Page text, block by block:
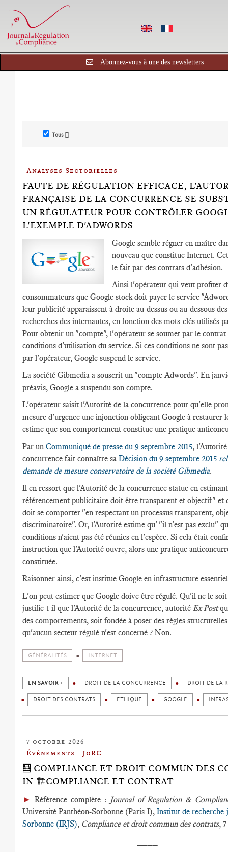
Abonnez-vous à une des newsletters
Tous []
Analyses Sectorielles
FAUTE DE RÉGULATION EFFICACE,
FRANÇAISE DE LA CONCURRENCE SE
UN RÉGULATEUR POUR CONTRÔLER
L'EXEMPLE D'ADWORDS
Google semble régner en maître
nouveau que constitue Internet.
le fait par des contrats d'adhésion.
Ainsi l'opérateur qui veut profiter
consommateurs que Google stock doit payer le service
leur publicité apparaissent à droite au-dessus ou au-dessous
recherches des internautes, en fonction des mots-clés utilisés
Pour obtenir un "compte", l'opérateur se soumet par le contrat
conditions d'utilisation du service. Si ces conditions ne sont
par l'opérateur, Google suspend le service.
La société Gibmedia a souscrit un "compte Adwords". En
préavis, Google a suspendu son compte.
L'opérateur saisit l'Autorité de la concurrence pour qu'elle
mesure d'urgence une injonction obligeant Google à restaurer
estime que son comportement constitue une pratique
Par un Communiqué de presse du 9 septembre 2015, l'Autorité
concurrence fait connaître sa Décision du 9 septembre 2015
demande de mesure conservatoire de la société Gibmedia.
Il en ressort que l'Autorité de la concurrence statue en
référencement publicitaire doit être transparent et objectif" et
doit se comporter "en respectant un processus transparent,
discriminatoire". Or, l'Autorité estime qu' "il n'est pas exclu"
conditions n'aient pas été réunies en l'espèce. Si cela était
instruction que l'Autorité ouvre, alors une pratique
constituée.
Raisonner ainsi, c'est institue Google en infrastructure
L'on peut estimer que Google doive être régulé. Qu'il ne le
justifie-t-il que l'Autorité de la concurrence, autorité Ex Post
des comportements, soit fondée à poser des règles
qu'aucun secteur régulé n'est concerné ? Non.
GÉNÉRALITÉS INTERNET
EN SAVOIR + DROIT DE LA CONCURRENCE DROIT DE LA
DROIT DES CONTRATS ETHIQUE GOOGLE
7 octobre 2026
Événements : JoRC
🧮 COMPLIANCE ET DROIT COMMUN DES
IN 🏗️COMPLIANCE ET CONTRAT
► Référence complète: Journal of Regulation &
Université Panthéon-Sorbonne (Paris I), Institut de recherche
Sorbonne (IRJS), Compliance et droit commun des contrats,